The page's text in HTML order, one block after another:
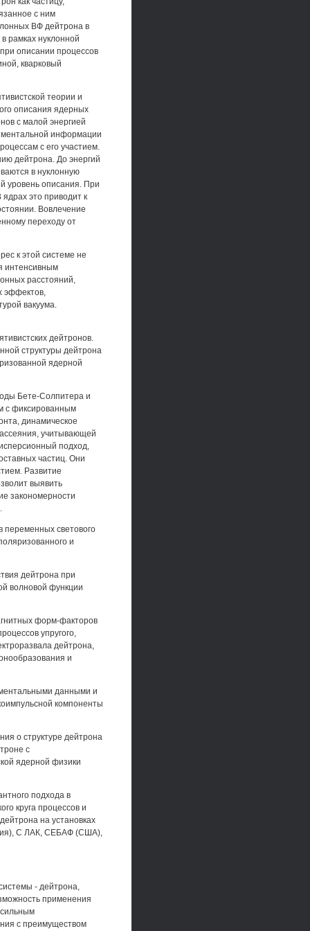
с ним
ВФ дейтрона в
рамках нуклонной
описании процессов
кварковый
теории и
описания ядерных
с малой энергией
информации
с его участием.
дейтрона. До энергий
в нуклонную
уровень описания. При
это приводит к
Вовлечение
переходу от
к этой системе не
интенсивным
расстояний,
эффектов,
вакуума.
дейтронов.
структуры дейтрона
ядерной
Бете-Солпитера и
с фиксированным
динамическое
учитывающей
подход,
частиц. Они
Развитие
выявить
закономерности
переменных светового
и
дейтрона при
волновой функции
форм-факторов
упругого,
дейтрона,
и
данными и
компоненты
о структуре дейтрона
с
ядерной физики
подхода в
круга процессов и
на установках
С ЛАК, СЕБАФ (США),
- дейтрона,
применения
сильным
с преимуществом